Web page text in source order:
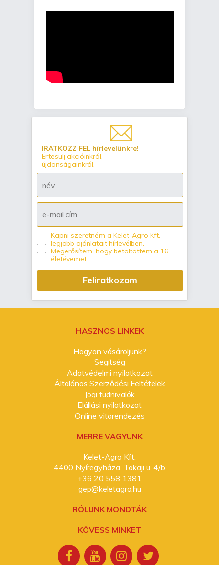
IRATKOZZ FEL hírlevelünkre!
Értesülj akcióinkról,
újdonságainkról.
Kapni szeretném a Kelet-Agro Kft.
legjobb ajánlatait hírlevélben.
Megerősítem, hogy betöltöttem a 16.
életévemet.
Feliratkozom
HASZNOS LINKEK
Hogyan vásároljunk?
Segítség
Adatvédelmi nyilatkozat
Általános Szerződési Feltételek
Jogi tudnivalók
Elállási nyilatkozat
Online vitarendezés
MERRE VAGYUNK
Kelet-Agro Kft.
4400 Nyíregyháza, Tokaji u. 4/b
+36 20 558 1381
gep@keletagro.hu
RÓLUNK MONDTÁK
KÖVESS MINKET